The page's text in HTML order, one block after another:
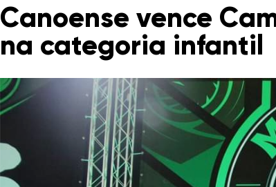
Canoense vence
na categoria infantil